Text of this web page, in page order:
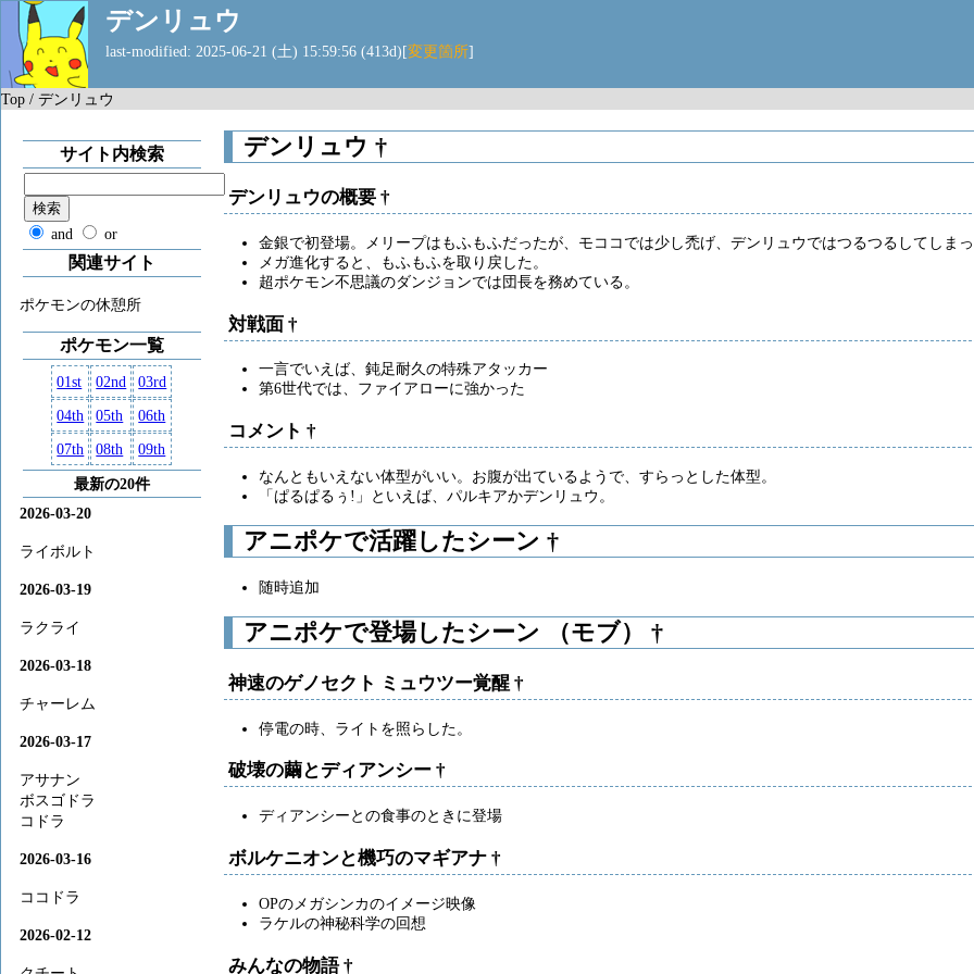
デンリュウ
last-modified: 2025-06-21 (土) 15:59:56 (413d)[変更箇所]
Top / デンリュウ
サイト内検索
and or
関連サイト
ポケモンの休憩所
ポケモン一覧
01st 02nd
03rd
04th
05th
06th
07th
08th
09th
最新の20件
2026-03-20
ライボルト
2026-03-19
ラクライ
2026-03-18
チャーレム
2026-03-17
アサナン
ボスゴドラ
コドラ
2026-03-16
ココドラ
2026-02-12
デンリュウ †
デンリュウの概要 †
金銀で初登場。メリープはもふもふだったが、モココでは少し禿げ、デンリュウではつるつるしてしまっ
メガ進化すると、もふもふを取り戻した。
超ポケモン不思議のダンジョンでは団長を務めている。
対戦面 †
一言でいえば、鈍足耐久の特殊アタッカー
第6世代では、ファイアローに強かった
コメント †
なんともいえない体型がいい。お腹が出ているようで、すらっとした体型。
「ぱるぱるぅ!」といえば、パルキアかデンリュウ。
アニポケで活躍したシーン †
随時追加
アニポケで登場したシーン （モブ） †
神速のゲノセクト ミュウツー覚醒 †
停電の時、ライトを照らした。
破壊の繭とディアンシー †
ディアンシーとの食事のときに登場
ボルケニオンと機巧のマギアナ †
OPのメガシンカのイメージ映像
ラケルの神秘科学の回想
みんなの物語†